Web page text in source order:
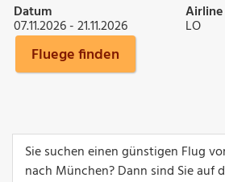
Datum
07.11.2026 - 21.11.2026
Airline
LO
Fluege finden
Sie suchen einen günstigen Flug
nach München? Dann sind Sie auf